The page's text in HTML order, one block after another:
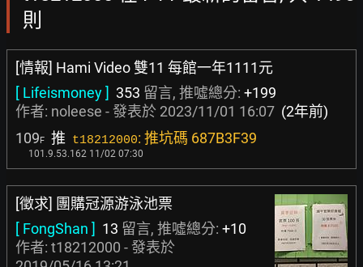
則
[情報] Hami Video 雙11 每館一年1111元
[ Lifeismoney ] 353 留言, 推噓總分: +199
作者: noleese - 發表於 2023/11/01 16:07 (2年前)
109F 推 t18212000: 推坑碼 687B3F39
101.9.53.162 11/02 07:30
[徵求] 團購冠源游泳池票
[ FongShan ] 13 留言, 推噓總分: +10
作者: t18212000 - 發表於